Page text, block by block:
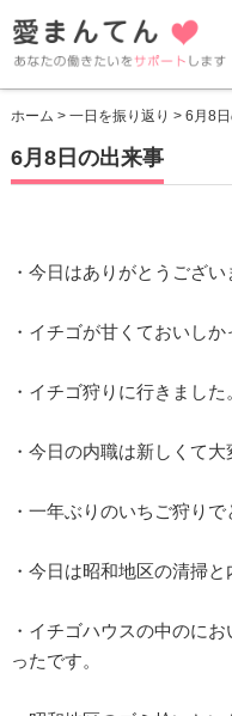
ホーム > 一日を振り返り > 6月8
6月8日の出来事
・今日はありがとうござい
・イチゴが甘くておいしか
・イチゴ狩りに行きまし
・今日の内職は新しくて大
・一年ぶりのいちご狩りで
・今日は昭和地区の清掃と
・イチゴハウスの中のに
ったです。